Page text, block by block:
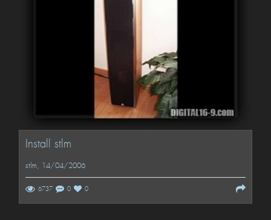
Install stlm
stlm, 14/04/2006
6737 0 0